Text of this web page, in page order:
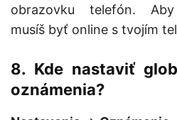
obrazovku telefón.
musíš byť online s tvojím
8. Kde nastaviť
oznámenia?